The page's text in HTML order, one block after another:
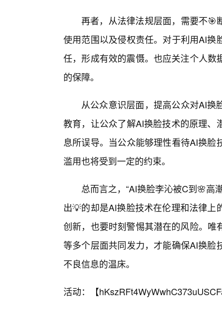
再者，从法律法规层面，需要不
使用范围以及侵权责任。对于利用AI
任，形成有效的震慑。也应关注个人
的保障。
从公众意识层面，提高公众对AI换
教育，让公众了解AI换脸技术的原理
息所误导。当公众能够理性看待AI换
滥用也将受到一定的约束。
总而言之，“AI换脸李沁被C到🌸高
出💡的却是AI换脸技术在伦理和法律
创新，也要时刻警惕其潜在的风险。
等多个层面共同发力，才能确保AI换
不良信息的温床。
活动：【